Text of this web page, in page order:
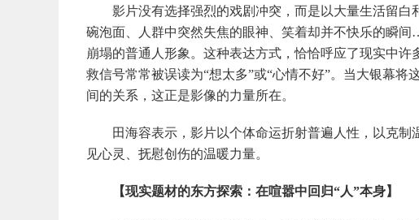
影片没有选择强烈的戏剧冲突，而是以大量生活留白
碗泡面、人群中突然失焦的眼神、笑着却并不快乐的瞬
崩塌的普通人形象。这种表达方式，恰恰呼应了现实中
救信号常常被误读为“想太多”或“心情不好”。当大银幕
间的关系，这正是影像的力量所在。
田海容表示，影片以个体命运折射普遍人性，以克制
见心灵、抚慰创伤的温暖力量。
【现实题材的东方探索：在喧嚣中回归“人”本身】